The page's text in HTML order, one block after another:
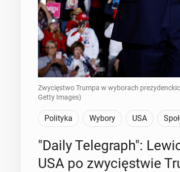
Zwycięstwo Trumpa w wyborach
Getty Images)
Polityka Wybory USA
"Daily Te­le­graph":
USA po zwy­cię­stwie